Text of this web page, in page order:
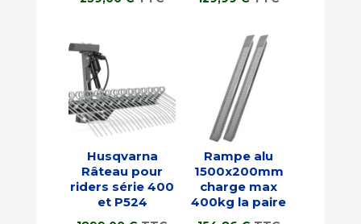
Husqvarna
Râteau pour
riders série 400
et P524
Rampe alu
1500x200mm
charge max
400kg la paire